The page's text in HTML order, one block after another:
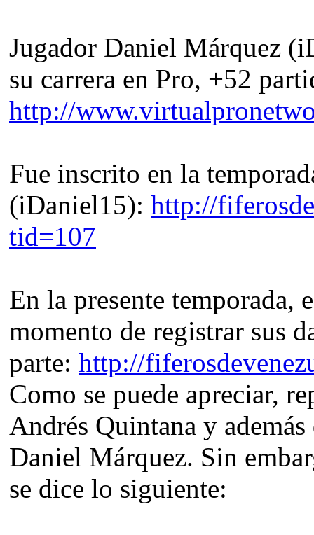
Jugador Daniel Márquez
su carrera en Pro, +52
http://
Fue inscrito en la
(iDaniel15): http://
tid=107
En la presente temporada,
momento de registrar sus
parte: http://
Como se puede apreciar,
Andrés Quintana y
Daniel Márquez. Sin
se dice lo siguiente: